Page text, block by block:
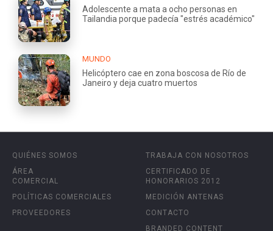
Adolescente a mata a ocho personas en
Tailandia porque padecía "estrés académico"
MUNDO
Helicóptero cae en zona boscosa de Río de
Janeiro y deja cuatro muertos
QUIÉNES SOMOS
ÁREA
COMERCIAL
POLÍTICAS COMERCIALES
PROVEEDORES
TRABAJA CON NOSOTROS
CERTIFICADO DE
HONORARIOS 2012
MEDICIÓN ANTENAS
CONTACTO
BRANDED CONTENT